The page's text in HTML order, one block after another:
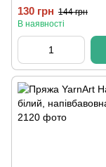
130 грн 144 грн
В наявності